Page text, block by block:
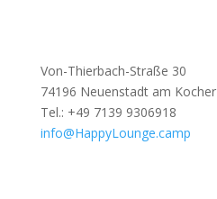
Von-Thierbach-Straße 30
74196 Neuenstadt am Kocher
Tel.: +49 7139 9306918
info@HappyLounge.camp